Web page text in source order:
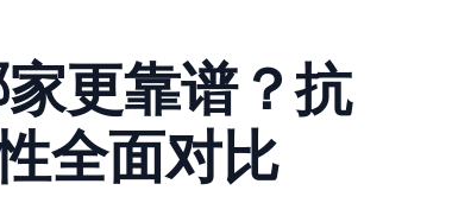
更靠谱？抗
全面对比